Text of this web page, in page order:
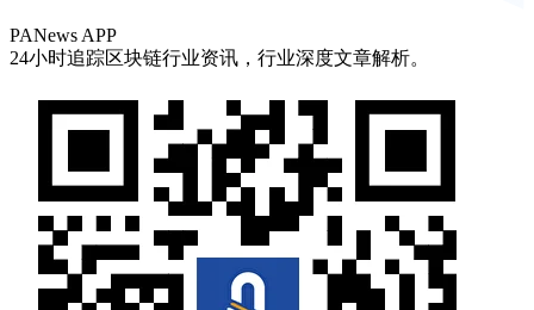
PANews APP
24小时追踪区块链行业资讯，行业深度文章解析。